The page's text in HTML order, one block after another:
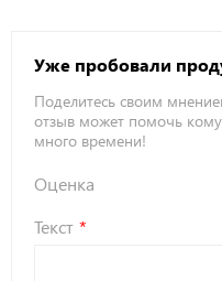
Уже пробовали
Поделитесь своим
отзыв может помочь
много времени!
Оценка
Текст